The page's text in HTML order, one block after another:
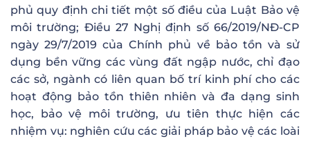
phủ quy định chi tiết một số điều của Luật Bảo vệ
môi trường; Điều 27 Nghị định số 66/2019/NĐ-CP
ngày 29/7/2019 của Chính phủ về bảo tồn và sử
dụng bền vững các vùng đất ngập nước, chỉ đạo
các sở, ngành có liên quan bố trí kinh phí cho các
hoạt động bảo tồn thiên nhiên và đa dạng sinh
học, bảo vệ môi trường, ưu tiên thực hiện các
nhiệm vụ: nghiên cứu các giải pháp bảo vệ các loài